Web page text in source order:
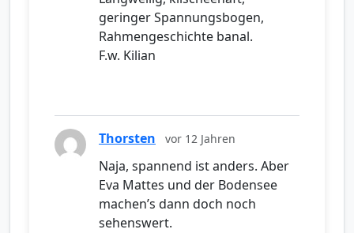
geringer Spannungsbogen,
Rahmengeschichte banal.
F.w. Kilian
Thorsten vor 12 Jahren
Naja, spannend ist anders. Aber
Eva Mattes und der Bodensee
machen’s dann doch noch
sehenswert.